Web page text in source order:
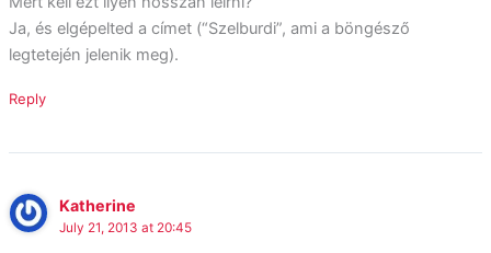
Ja, és elgépelted a címet (“Szelburdi”, ami a böngésző
legtetején jelenik meg).
Reply
Katherine
July 21, 2013 at 20:45